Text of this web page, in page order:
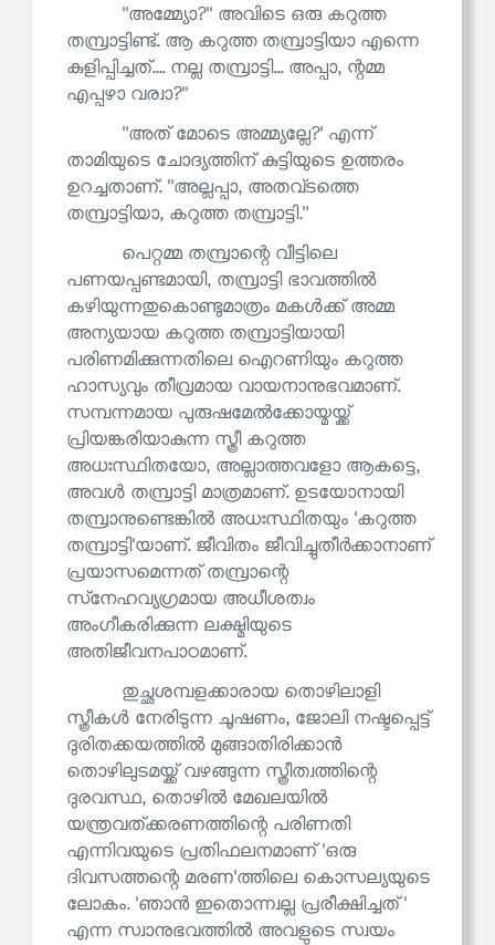
''അമ്മ്യോ?'' അവിടെ ഒരു കറുത്ത
തമ്പ്രാട്ടിണ്ട്. ആ കറുത്ത തമ്പ്രാട്ടിയാ എന്നെ
കുളിപ്പിച്ചത്.... നല്ല തമ്പ്രാട്ടി... അപ്പാ, ന്റമ്മ
എപ്പഴാ വര്വാ?''
''അത് മോടെ അമ്മ്യല്ലേ?' എന്ന്
താമിയുടെ ചോദ്യത്തിന് കുട്ടിയുടെ ഉത്തരം
ഉറച്ചതാണ്. ''അല്ലപ്പാ, അതവ്ടത്തെ
തമ്പ്രാട്ടിയാ, കറുത്ത തമ്പ്രാട്ടി.''
പെറ്റമ്മ തമ്പ്രാന്റെ വീട്ടിലെ
പണയപ്പണ്ടമായി, തമ്പ്രാട്ടി ഭാവത്തിൽ
കഴിയുന്നതുകൊണ്ടുമാത്രം മകൾക്ക് അമ്മ
അന്യയായ കറുത്ത തമ്പ്രാട്ടിയായി
പരിണമിക്കുന്നതിലെ ഐറണിയും കറുത്ത
ഹാസ്യവും തീവ്രമായ വായനാനുഭവമാണ്.
സമ്പന്നമായ പുരുഷമേൽക്കോയ്മയ്ക്ക്
പ്രിയങ്കരിയാകുന്ന സ്ത്രീ കറുത്ത
അധഃസ്ഥിതയോ, അല്ലാത്തവളോ ആകട്ടെ,
അവൾ തമ്പ്രാട്ടി മാത്രമാണ്. ഉടയോനായി
തമ്പ്രാനുണ്ടെങ്കിൽ അധഃസ്ഥിതയും 'കറുത്ത
തമ്പ്രാട്ടി'യാണ്. ജീവിതം ജീവിച്ചുതീർക്കാനാണ്
പ്രയാസമെന്നത് തമ്പ്രാന്റെ
സ്‌നേഹവ്യഗ്രമായ അധീശത്വം
അംഗീകരിക്കുന്ന ലക്ഷ്മിയുടെ
അതിജീവനപാഠമാണ്.
തുച്ഛശമ്പളക്കാരായ തൊഴിലാളി
സ്ത്രീകൾ നേരിടുന്ന ചൂഷണം, ജോലി നഷ്ടപ്പെട്ട്
ദുരിതക്കയത്തിൽ മുങ്ങാതിരിക്കാൻ
തൊഴിലുടമയ്ക്ക് വഴങ്ങുന്ന സ്ത്രീത്വത്തിന്റെ
ദുരവസ്ഥ, തൊഴിൽ മേഖലയിൽ
യന്ത്രവത്ക്കരണത്തിന്റെ പരിണതി
എന്നിവയുടെ പ്രതിഫലനമാണ് 'ഒരു
ദിവസത്തന്റെ മരണ'ത്തിലെ കൊസല്യയുടെ
ലോകം. 'ഞാൻ ഇതൊന്ന്വല്ല പ്രരീക്ഷിച്ചത്'
എന്ന സ്വാനുഭവത്തിൽ അവളുടെ സ്വയം